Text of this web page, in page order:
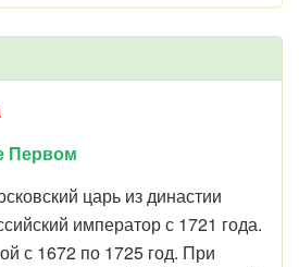
Первом
царь из династии
император с 1721 года.
с 1672 по 1725 год. При